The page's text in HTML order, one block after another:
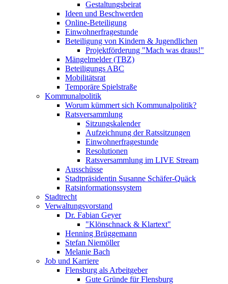
Gestaltungsbeirat
Ideen und Beschwerden
Online-Beteiligung
Einwohnerfragestunde
Beteiligung von Kindern & Jugendlichen
Projektförderung "Mach was draus!"
Mängelmelder (TBZ)
Beteiligungs ABC
Mobilitätsrat
Temporäre Spielstraße
Kommunalpolitik
Worum kümmert sich Kommunalpolitik?
Ratsversammlung
Sitzungskalender
Aufzeichnung der Ratssitzungen
Einwohnerfragestunde
Resolutionen
Ratsversammlung im LIVE Stream
Ausschüsse
Stadtpräsidentin Susanne Schäfer-Quäck
Ratsinformationssystem
Stadtrecht
Verwaltungsvorstand
Dr. Fabian Geyer
"Klönschnack & Klartext"
Henning Brüggemann
Stefan Niemöller
Melanie Bach
Job und Karriere
Flensburg als Arbeitgeber
Gute Gründe für Flensburg